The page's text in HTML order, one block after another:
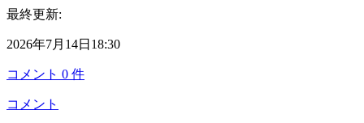
最終更新:
2026年7月14日18:30
コメント 0 件
コメント